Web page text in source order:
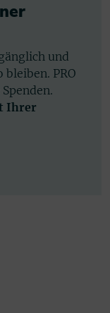
und
PRO
Ihrer